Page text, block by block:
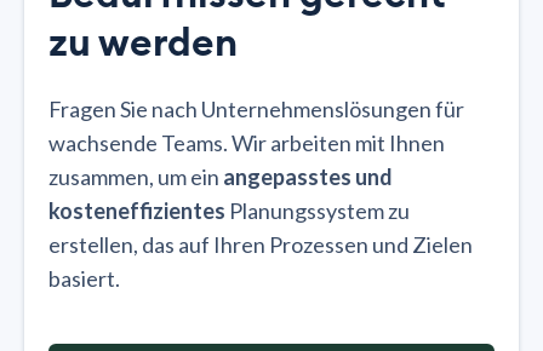
zu werden
Fragen Sie nach Unternehmenslösungen für
wachsende Teams. Wir arbeiten mit Ihnen
zusammen, um ein angepasstes und
kosteneffizientes Planungssystem zu
erstellen, das auf Ihren Prozessen und Zielen
basiert.